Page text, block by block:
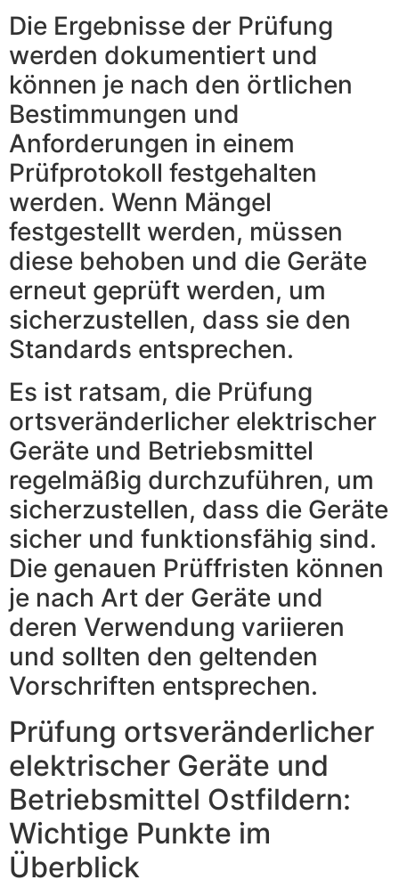
Die Ergebnisse der Prüfung
werden dokumentiert und
können je nach den örtlichen
Bestimmungen und
Anforderungen in einem
Prüfprotokoll festgehalten
werden. Wenn Mängel
festgestellt werden, müssen
diese behoben und die Geräte
erneut geprüft werden, um
sicherzustellen, dass sie den
Standards entsprechen.
Es ist ratsam, die Prüfung
ortsveränderlicher elektrischer
Geräte und Betriebsmittel
regelmäßig durchzuführen, um
sicherzustellen, dass die Geräte
sicher und funktionsfähig sind.
Die genauen Prüffristen können
je nach Art der Geräte und
deren Verwendung variieren
und sollten den geltenden
Vorschriften entsprechen.
Prüfung ortsveränderlicher
elektrischer Geräte und
Betriebsmittel Ostfildern:
Wichtige Punkte im
Überblick